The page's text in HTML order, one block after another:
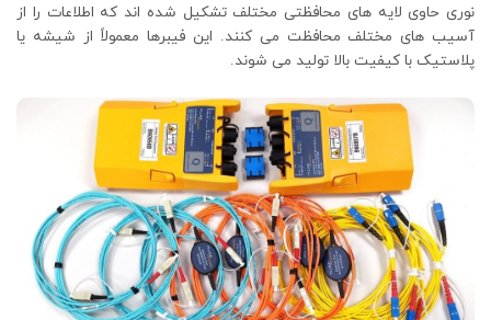
نوری حاوی لایه‌ های محافظتی مختلف تشکیل شده ‌اند که اطلاعات را از
آسیب‌ های مختلف محافظت می‌ کنند. این فیبرها معمولاً از شیشه یا
پلاستیک با کیفیت بالا تولید می ‌شوند.